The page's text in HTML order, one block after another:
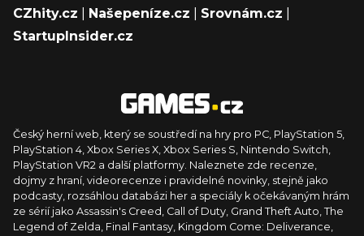
CZhity.cz
Našepeníze.cz Srovnám.cz
StartupInsider.cz
Český herní web, který se soustředí na hry pro PC, PlayStation 5,
PlayStation 4, Xbox Series X, Xbox Series S, Nintendo Switch,
PlayStation VR2 a další platformy. Naleznete zde recenze,
dojmy z hraní, videorecenze i pravidelné novinky, stejně jako
podcasty, rozsáhlou databázi her a speciály k očekávaným hrám
ze sérií jako Assassin's Creed, Call of Duty, Grand Theft Auto, The
Legend of Zelda, Final Fantasy, Kingdom Come: Deliverance,